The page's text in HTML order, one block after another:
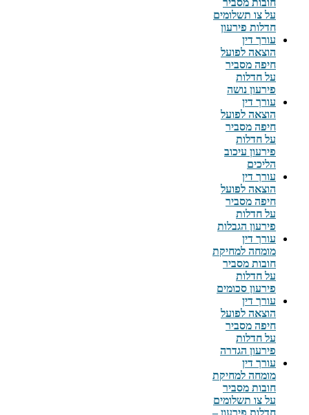
על צו תשלומים
חדלות פירעון
עורך דין
הוצאה לפועל
חיפה מסביר
על חדלות
פירעון נושה
עורך דין
הוצאה לפועל
חיפה מסביר
על חדלות
פירעון עיכוב
הליכים
עורך דין
הוצאה לפועל
חיפה מסביר
על חדלות
פירעון הגבלות
עורך דין
מומחה למחיקת
חובות מסביר
על חדלות
פירעון סכומים
עורך דין
הוצאה לפועל
חיפה מסביר
על חדלות
פירעון הגדרה
עורך דין
מומחה למחיקת
חובות מסביר
על צו תשלומים
חדלות פירעון –